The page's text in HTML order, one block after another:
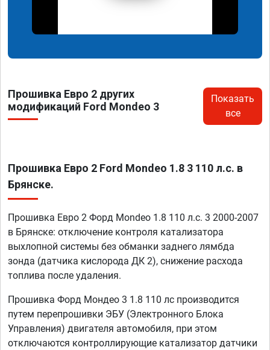
Прошивка Евро 2 других
модификаций Ford Mondeo 3
Показать
все
Прошивка Евро 2 Ford Mondeo 1.8 3 110 л.с. в
Брянске.
Прошивка Евро 2 Форд Mondeo 1.8 110 л.с. 3 2000-2007
в Брянске: отключение контроля катализатора
выхлопной системы без обманки заднего лямбда
зонда (датчика кислорода ДК 2), снижение расхода
топлива после удаления.
Прошивка Форд Мондео 3 1.8 110 лс производится
путем перепрошивки ЭБУ (Электронного Блока
Управления) двигателя автомобиля, при этом
отключаются контроллирующие катализатор датчики